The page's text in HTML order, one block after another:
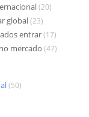
(20)
global(23)
entrar(17)
mercado (47)
(50)